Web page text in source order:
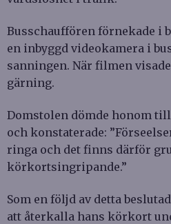
Busschauffören förnekade i
en inbyggd videokamera i
sanningen. När filmen
gärning.
Domstolen dömde honom
och konstaterade:
ringa och det finns därför
körkortsingripande.”
Som en följd av detta
att återkalla hans körkort